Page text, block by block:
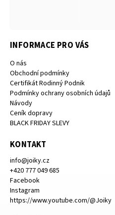
INFORMACE PRO VÁS
O nás
Obchodní podmínky
Certifikát Rodinný Podnik
Podmínky ochrany osobních údajů
Návody
Ceník dopravy
BLACK FRIDAY SLEVY
KONTAKT
info@joiky.cz
+420 777 049 685
Facebook
Instagram
https://www.youtube.com/@Joiky